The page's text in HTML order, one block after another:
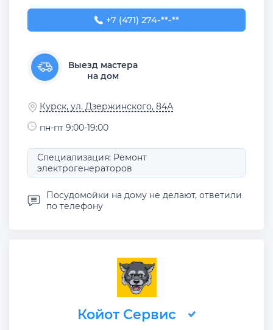
+7 (471) 274-75-66
+7 (471) 274-**-**
Выезд мастера
на дом
Курск, ул. Дзержинского, 84А
пн-пт 9:00-19:00
Специализация: Ремонт
электрогенераторов
Посудомойки на дому не делают, ответили
по телефону
Койот Сервис